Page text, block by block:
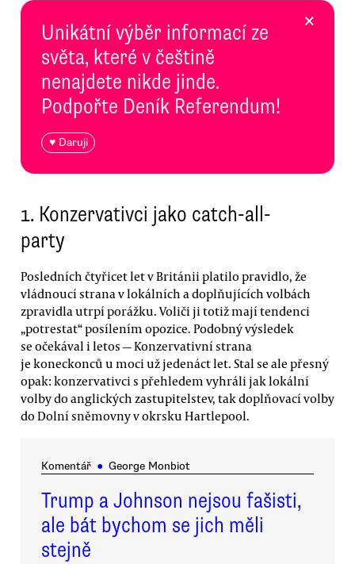
Unikátní výběr informací ze
světa, které v češtině
nenajdete nikde jinde.
Podpořte Deník Referendum!
♥ Daruji
×
1. Konzervativci jako catch-all-
party
Posledních čtyřicet let v Británii platilo pravidlo, že
vládnoucí strana v lokálních a doplňujících volbách
zpravidla utrpí porážku. Voliči ji totiž mají tendenci
„potrestat“ posílením opozice. Podobný výsledek
se očekával i letos — Konzervativní strana
je koneckonců u moci už jedenáct let. Stal se ale přesný
opak: konzervativci s přehledem vyhráli jak lokální
volby do anglických zastupitelstev, tak doplňovací volby
do Dolní sněmovny v okrsku Hartlepool.
Komentář ● George Monbiot
Trump a Johnson nejsou fašisti,
ale bát bychom se jich měli
stejně